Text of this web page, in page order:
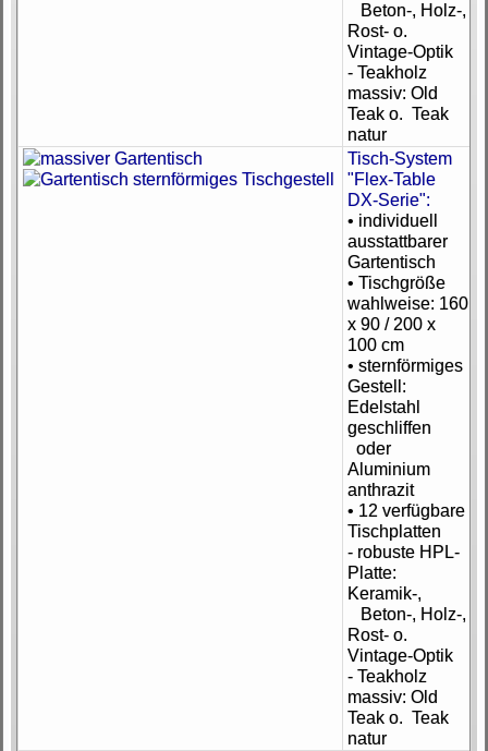
Beton-, Holz-,
Rost- o.
Vintage-Optik
- Teakholz
massiv: Old
Teak o. Teak
natur
Tisch-System
"Flex-Table
DX-Serie":
• individuell
ausstattbarer
Gartentisch
• Tischgröße
wahlweise: 160
x 90 / 200 x
100 cm
• sternförmiges
Gestell:
Edelstahl
geschliffen
oder
Aluminium
anthrazit
• 12 verfügbare
Tischplatten
- robuste HPL-
Platte:
Keramik-,
Beton-, Holz-,
Rost- o.
Vintage-Optik
- Teakholz
massiv: Old
Teak o. Teak
natur